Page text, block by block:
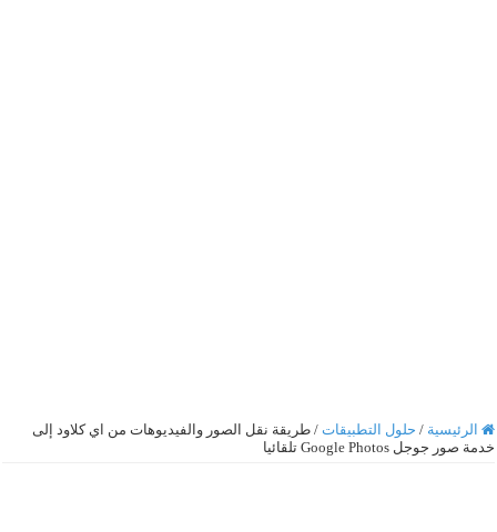
الرئيسية / حلول التطبيقات / طريقة نقل الصور والفيديوهات من اي كلاود إلى
خدمة صور جوجل Google Photos تلقائيا